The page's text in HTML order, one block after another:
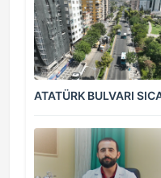
ATATÜRK BULVARI